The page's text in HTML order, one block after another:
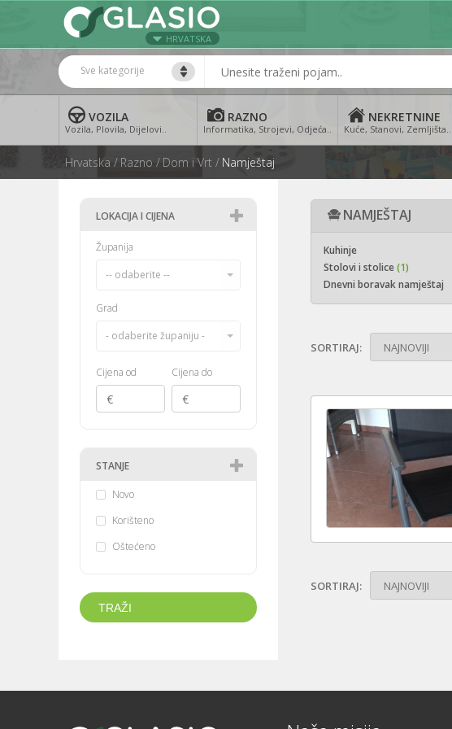
HRVATSKA
Sve kategorije
VOZILA
Vozila, Plovila, Dijelovi..
RAZNO
Informatika, Strojevi, Odjeća..
NEKRETNINE
Kuće, Stanovi, Zemljišta..
Hrvatska Razno Dom i Vrt Namještaj
LOKACIJA I CIJENA
Županija
-- odaberite --
Grad
- odaberite županiju -
Cijena od Cijena do
STANJE
Novo
Korišteno
Oštećeno
NAMJEŠTAJ
Kuhinje
Stolovi i stolice(1)
Dnevni boravak namještaj
SORTIRAJ: NAJNOVIJI
SORTIRAJ: NAJNOVIJI